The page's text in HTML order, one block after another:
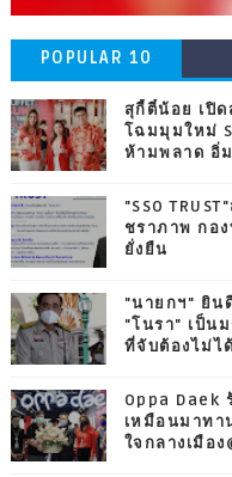
POPULAR 10
สุกี้ตี๋น้อย เปิด
โฉมมุมใหม่
ห้ามพลาด อิ่
"SSO
ชราภาพ กอ
ยั่งยืน
"นายกฯ" ยิน
"โนรา" เป็น
ที่จับต้องไม่ไ
Oppa Daek
เหมือนมาทา
ใจกลางเมือง